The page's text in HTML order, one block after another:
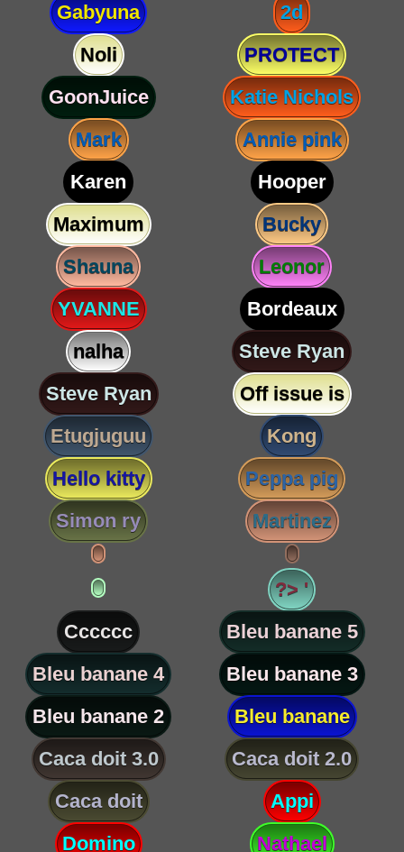
Gabyuna
2d
Noli
PROTECT
GoonJuice
Katie Nichols
Mark
Annie pink
Karen
Hooper
Maximum
Bucky
Shauna
Leonor
YVANNE
Bordeaux
nalha
Steve Ryan
Steve Ryan
Off issue is
Etugjuguu
Kong
Hello kitty
Peppa pig
Simon ry
Martinez
?> '
Cccccc
Bleu banane 5
Bleu banane 4
Bleu banane 3
Bleu banane 2
Bleu banane
Caca doit 3.0
Caca doit 2.0
Caca doit
Appi
Domino
Nathael